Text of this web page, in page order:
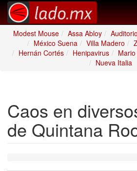
Modest Mouse Assa Abloy
México Suena
Villa Madero
Hernán Cortés
Henipavirus
Nueva Italia
Caos en
de Quintana